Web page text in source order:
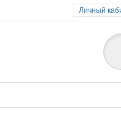
Личный